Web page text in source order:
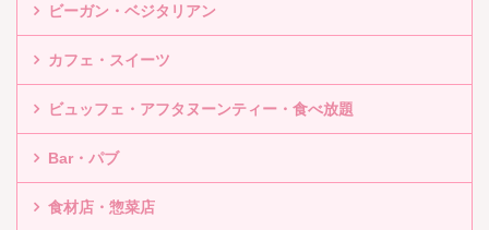
ビーガン・ベジタリアン
カフェ・スイーツ
ビュッフェ・アフタヌーンティー・食べ放題
Bar・パブ
食材店・惣菜店